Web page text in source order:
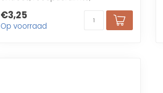
€3,25
Op voorraad